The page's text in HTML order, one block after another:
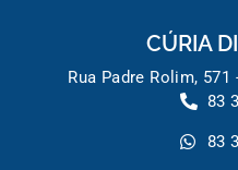
CÚRIA
Rua Padre Rolim,
83
83